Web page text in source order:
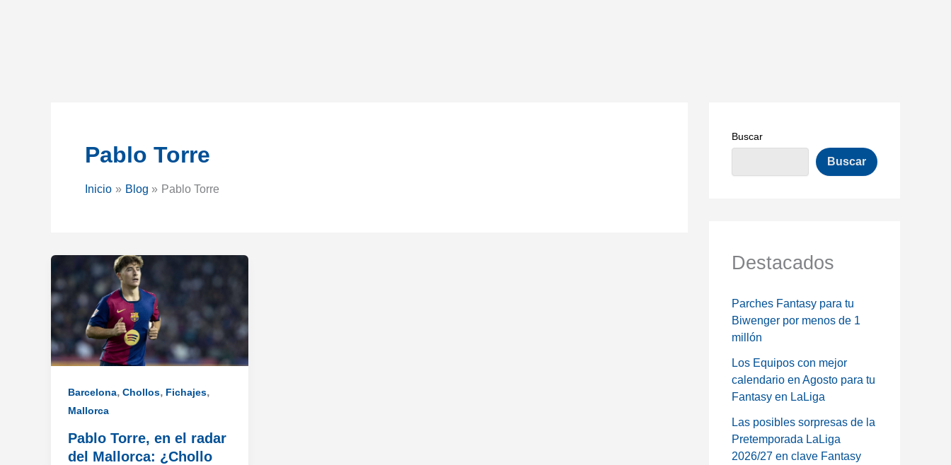
Pablo Torre
Inicio Blog Pablo Torre
Barcelona, Chollos, Fichajes,
Mallorca
Pablo Torre, en el radar
del Mallorca: ¿Chollo
Buscar
Buscar
Destacados
Parches Fantasy para tu
Biwenger por menos de 1
millón
Los Equipos con mejor
calendario en Agosto para tu
Fantasy en LaLiga
Las posibles sorpresas de la
Pretemporada LaLiga
2026/27 en clave Fantasy